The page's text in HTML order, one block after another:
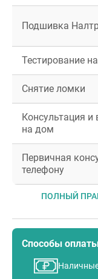
Подшивка
Тестирование
Снятие ломки
Консультация и
на дом
Первичная
телефону
ПОЛНЫЙ
Способы